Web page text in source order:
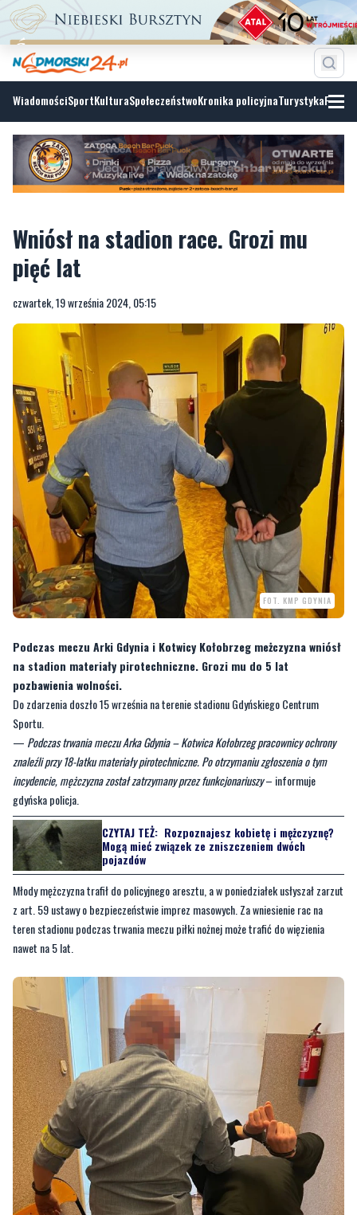
WiadomościSportKulturaSpołeczeństwoKronika policyjnaTurystyka
Wniósł na stadion race. Grozi mu
czwartek, 19 września 2024, 05:15
FOT. KMP GDYNIA
Podczas meczu Arki Gdynia i Kotwicy Kołobrzeg meżczyzna wniósł
na stadion materiały pirotechniczne. Grozi mu do 5 lat
Do zdarzenia doszło 15 września na terenie stadionu Gdyńskiego Centrum
Sportu.
—Podczas trwania meczu Arka Gdynia – Kotwica Kołobrzeg pracownicy ochrony
znaleźli przy 18-latku materiały pirotechniczne. Po otrzymaniu zgłoszenia o tym
incydencie, mężczyzna został zatrzymany przez funkcjonariuszy
gdyńska policja.
CZYTAJ TEŻ:
Rozpoznajesz kobietę i mężczyznę?
Mogą mieć związek ze zniszczeniem dwóch
Młody mężczyzna trafił do policyjnego aresztu, a w poniedziałek usłyszał zarzut
z art. 59 ustawy o bezpieczeństwie imprez masowych. Za wniesienie rac na
teren stadionu podczas trwania meczu piłki nożnej może trafić do więzienia
nawet na 5 lat.